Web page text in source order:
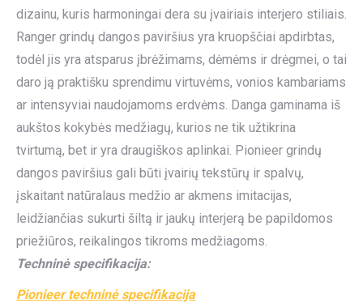
dizainu, kuris harmoningai dera su įvairiais interjero stiliais.
Ranger grindų dangos paviršius yra kruopščiai apdirbtas,
todėl jis yra atsparus įbrėžimams, dėmėms ir drėgmei, o tai
daro ją praktišku sprendimu virtuvėms, vonios kambariams
ar intensyviai naudojamoms erdvėms. Danga gaminama iš
aukštos kokybės medžiagų, kurios ne tik užtikrina
tvirtumą, bet ir yra draugiškos aplinkai. Pionieer grindų
dangos paviršius gali būti įvairių tekstūrų ir spalvų,
įskaitant natūralaus medžio ar akmens imitacijas,
leidžiančias sukurti šiltą ir jaukų interjerą be papildomos
priežiūros, reikalingos tikroms medžiagoms.
Techninė specifikacija:
Pionieer techninė specifikacija